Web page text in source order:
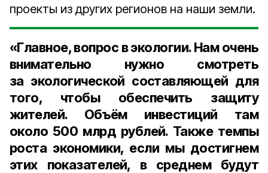
проекты из других регионов на наши земли.
«Главное, вопрос в экологии. Нам очень
внимательно нужно смотреть
за экологической составляющей для
того, чтобы обеспечить защиту
жителей. Объём инвестиций там
около 500 млрд рублей. Также темпы
роста экономики, если мы достигнем
этих показателей, в среднем будут